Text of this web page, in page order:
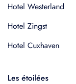
Hotel Westerland
Hotel Zingst
Hotel Cuxhaven
Les étoilées